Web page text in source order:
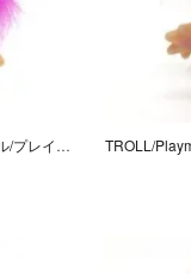
TROLL/Playmates Toys (トロール/プレイメイツ) マゼンタ/Ｍ/ロック